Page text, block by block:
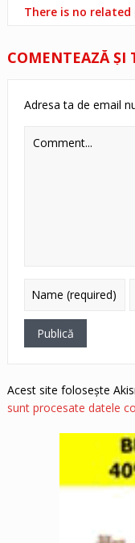
There is no related
COMENTEAZĂ ŞI
Adresa ta de email
Acest site folosește
sunt procesate datele